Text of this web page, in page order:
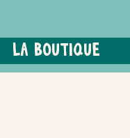
La boutique